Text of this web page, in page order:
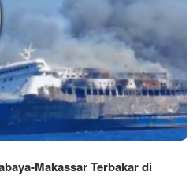
Makassar Terbakar di